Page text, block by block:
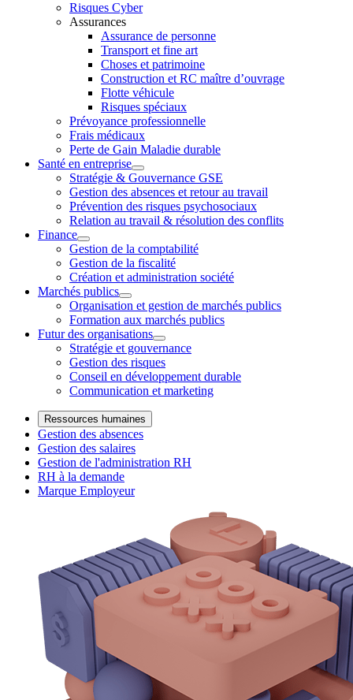
Risques Cyber
Assurances
Assurance de personne
Transport et fine art
Choses et patrimoine
Construction et RC maître d’ouvrage
Flotte véhicule
Risques spéciaux
Prévoyance professionnelle
Frais médicaux
Perte de Gain Maladie durable
Santé en entreprise
Stratégie & Gouvernance GSE
Gestion des absences et retour au travail
Prévention des risques psychosociaux
Relation au travail & résolution des conflits
Finance
Gestion de la comptabilité
Gestion de la fiscalité
Création et administration société
Marchés publics
Organisation et gestion de marchés publics
Formation aux marchés publics
Futur des organisations
Stratégie et gouvernance
Gestion des risques
Conseil en développement durable
Communication et marketing
Ressources humaines
Gestion des absences
Gestion des salaires
Gestion de l'administration RH
RH à la demande
Marque Employeur